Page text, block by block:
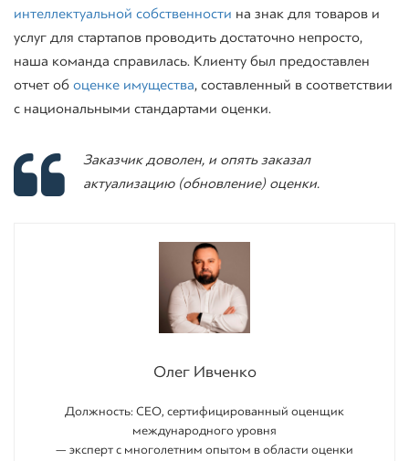
интеллектуальной собственности на знак для товаров и
услуг для стартапов проводить достаточно непросто,
наша команда справилась. Клиенту был предоставлен
отчет об оценке имущества, составленный в соответствии
с национальными стандартами оценки.
Заказчик доволен, и опять заказал
актуализацию (обновление) оценки.
Олег Ивченко
Должность: СEO, сертифицированный оценщик
международного уровня
— эксперт с многолетним опытом в области оценки